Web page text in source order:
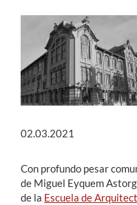
English
02.03.2021
Con profundo pesar
de Miguel Eyquem
de la Escuela de